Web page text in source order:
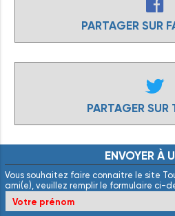
PARTAGER SUR
PARTAGER SUR
ENVOYER À
Vous souhaitez faire connaitre le site
ami(e), veuillez remplir le formulaire ci-